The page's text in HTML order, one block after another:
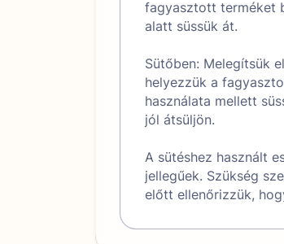
fagyasztott terméket
alatt süssük át.
Sütőben: Melegítsük
helyezzük a
használata mellett
jól átsüljön.
A sütéshez használt
jellegűek. Szükség
előtt ellenőrizzük,